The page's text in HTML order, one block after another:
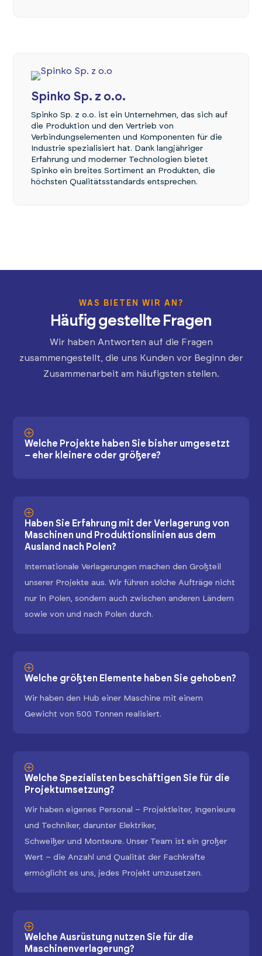
Spinko Sp. z o.o.
Spinko Sp. z o.o. ist ein Unternehmen, das sich auf
die Produktion und den Vertrieb von
Verbindungselementen und Komponenten für die
Industrie spezialisiert hat. Dank langjähriger
Erfahrung und moderner Technologien bietet
Spinko ein breites Sortiment an Produkten, die
höchsten Qualitätsstandards entsprechen.
WAS BIETEN WIR AN?
Häufig gestellte Fragen
Wir haben Antworten auf die Fragen
zusammengestellt, die uns Kunden vor Beginn der
Zusammenarbeit am häufigsten stellen.
Welche Projekte haben Sie bisher umgesetzt
– eher kleinere oder größere?
Haben Sie Erfahrung mit der Verlagerung von
Maschinen und Produktionslinien aus dem
Ausland nach Polen?
Internationale Verlagerungen machen den Großteil
unserer Projekte aus. Wir führen solche Aufträge nicht
nur in Polen, sondern auch zwischen anderen Ländern
sowie von und nach Polen durch.
Welche größten Elemente haben Sie gehoben?
Wir haben den Hub einer Maschine mit einem
Gewicht von 500 Tonnen realisiert.
Welche Spezialisten beschäftigen Sie für die
Projektumsetzung?
Wir haben eigenes Personal – Projektleiter, Ingenieure
und Techniker, darunter Elektriker,
Schweißer und Monteure. Unser Team ist ein großer
Wert – die Anzahl und Qualität der Fachkräfte
ermöglicht es uns, jedes Projekt umzusetzen.
Welche Ausrüstung nutzen Sie für die
Maschinenverlagerung?